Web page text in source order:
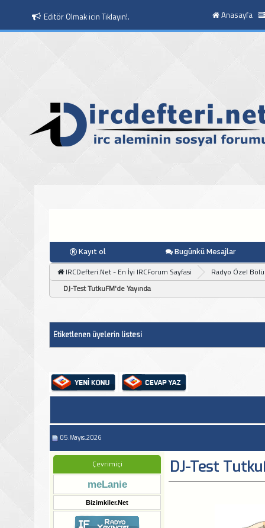
Editör Olmak icin Tıklayın!.
Moderatör Olmak icin Tıklayın!.
Anasayfa
Kayıt ol Bugünkü Mesajlar
IRCDefteri.Net - En İyi IRCForum Sayfasi
Radyo Özel
DJ-Test TutkuFM'de Yayında
Etiketlenen üyelerin listesi
05.Mayıs.2026
Çevrimiçi
meLanie
Bizimkiler.Net
DJ-Test